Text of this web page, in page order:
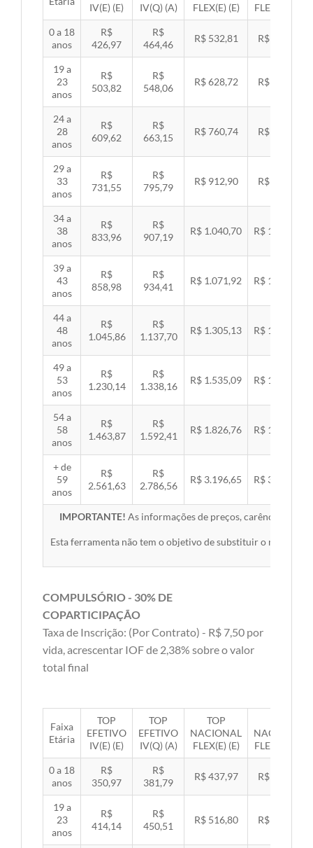
IV(E) (E)
IV(Q) (A)
FLEX(E) (E)
FLEX(Q) (A)
0 a 18
anos
R$
426,97
R$
464,46
R$ 532,81 R$ 549,06
19 a
23
anos
R$
503,82
R$
548,06
R$ 628,72 R$ 647,89
24 a
28
anos
R$
609,62
R$
663,15
R$ 760,74 R$ 783,94
29 a
33
anos
R$
731,55
R$
795,79
R$ 912,90 R$ 940,74
34 a
38
anos
R$
833,96
R$
907,19
R$ 1.040,70 R$ 1.072,43
39 a
43
anos
R$
858,98
R$
934,41
R$ 1.071,92 R$ 1.104,60
44 a
48
anos
R$
1.045,86
R$
1.137,70
R$ 1.305,13 R$ 1.344,92
49 a
53
anos
R$
1.230,14
R$
1.338,16
R$ 1.535,09 R$ 1.581,89
54 a
58
anos
R$
1.463,87
R$
1.592,41
R$ 1.826,76 R$ 1.882,45
+ de
59
anos
R$
2.561,63
R$
2.786,56
R$ 3.196,65 R$ 3.294,10
IMPORTANTE! As informações de preços, carências,
Esta ferramenta não tem o objetivo de substituir o material
COMPULSÓRIO - 30% DE
COPARTICIPAÇÃO
Taxa de Inscrição: (Por Contrato) - R$ 7,50 por
vida, acrescentar IOF de 2,38% sobre o valor
total final
Faixa
Etária
TOP
EFETIVO
IV(E) (E)
TOP
EFETIVO
IV(Q) (A)
TOP
NACIONAL
FLEX(E) (E)
NACIONAL
FLEX(Q) (A)
0 a 18
anos
R$
350,97
R$
381,79
R$ 437,97 R$ 451,33
19 a
23
anos
R$
414,14
R$
450,51
R$ 516,80 R$ 532,57